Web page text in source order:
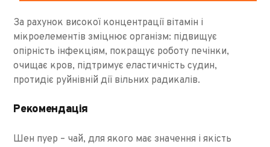
За рахунок високої концентрації вітамін і
мікроелементів зміцнює організм: підвищує
опірність інфекціям, покращує роботу печінки,
очищає кров, підтримує еластичність судин,
протидіє руйнівній дії вільних радикалів.
Рекомендація
Шен пуер – чай, для якого має значення і якість